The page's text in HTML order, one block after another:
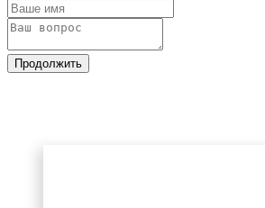
Продолжить